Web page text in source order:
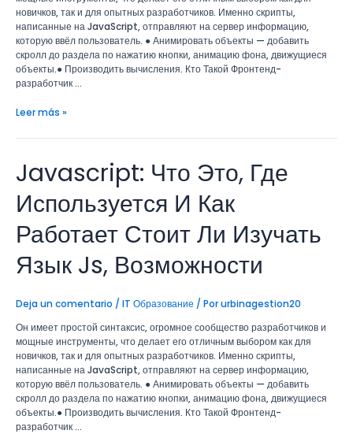
новичков, так и для опытных разработчиков. Именно скрипты,
написанные на JavaScript, отправляют на сервер информацию,
которую ввёл пользователь. ● Анимировать объекты — добавить
скролл до раздела по нажатию кнопки, анимацию фона, движущиеся
объекты.● Производить вычисления. Кто Такой Фронтенд-
разработчик …
Возможности
Leer más »
Javascript: Что Это, Где
Используется И Как
Работает Стоит Ли Изучать
Язык Js, Возможности
Deja un comentario / IT Образование / Porurbinagestion20
Он имеет простой синтаксис, огромное сообщество разработчиков и
мощные инструменты, что делает его отличным выбором как для
новичков, так и для опытных разработчиков. Именно скрипты,
написанные на JavaScript, отправляют на сервер информацию,
которую ввёл пользователь. ● Анимировать объекты — добавить
скролл до раздела по нажатию кнопки, анимацию фона, движущиеся
объекты.● Производить вычисления. Кто Такой Фронтенд-
разработчик …
Javascript:
Что
Где
И
Работает
Стоит
Изучать
Js,
Возможности